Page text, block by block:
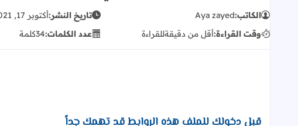
الكاتب:Aya zayed تاريخ النشر:أكتوبر 17, 2021
وقت القراءة:أقل من دقيقةللقراءة عدد الكلمات:34كلمة
قبل دخولك للملف هذه الروابط قد تهمك جداً